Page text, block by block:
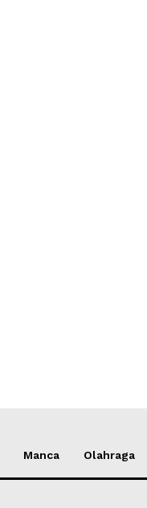
Manca Olahraga